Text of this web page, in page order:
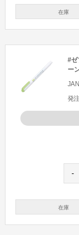
在庫
#ゼ
ー
発
-
在庫